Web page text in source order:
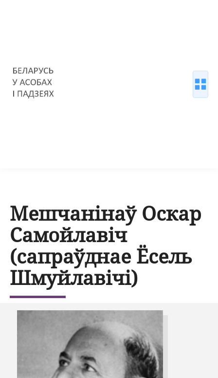
Мешчанінаў Оскар
Самойлавіч
(сапраўднае Ёсель
Шмуйлавічі)